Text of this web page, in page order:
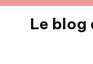
Le blog